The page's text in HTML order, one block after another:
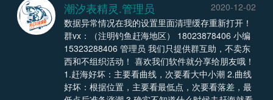
潮汐表精灵.管理员
2020-12-02
数据异常情况在我的设置里面清理缓存重新打开！
群vx：（注明钓鱼赶海地区） 18023878406 小编
15323288406 管理员 我们只提供群互助，不卖东
西和不组织活动！ 喜欢我们软件就分享给朋友哦！
1.赶海好坏：主要看曲线，次要看大中小潮 2.曲线
好坏：根据位置，主要看最低点，次要看落差，最